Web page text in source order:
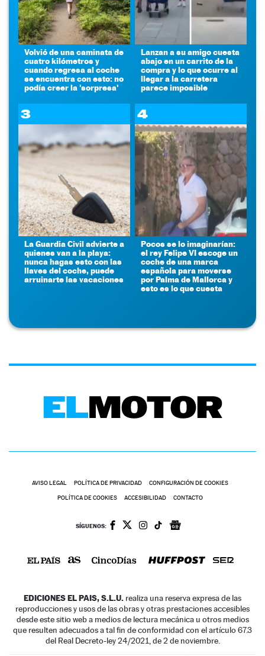
Volvió de una caminata de
cuatro kilómetros y
cuando regresa al coche
se encuentra con esto: no
podía creer la 'sorpresa'
Lanzan a su amigo cuesta
abajo en un carrito de la
compra y lo que ocurre al
llegar a la carretera
parece imposible
3
La Guardia Civil advierte a
quienes van a la playa:
nunca hagas esto con las
llaves del coche, puede
arruinarte las vacaciones
4
Pocos se lo imaginarían:
el rey Felipe VI escoge un
coche de una marca
española para moverse
por Palma de Mallorca y
esto es lo que cuesta
AVISO LEGAL POLÍTICA DE PRIVACIDAD CONFIGURACIÓN DE COOKIES
POLÍTICA DE COOKIES ACCESIBILIDAD CONTACTO
SÍGUENOS:
EDICIONES EL PAIS, S.L.U. realiza una reserva expresa de las
reproducciones y usos de las obras y otras prestaciones accesibles
desde este sitio web a medios de lectura mecánica u otros medios
que resulten adecuados a tal fin de conformidad con el artículo 67.3
del Real Decreto-ley 24/2021, de 2 de noviembre.